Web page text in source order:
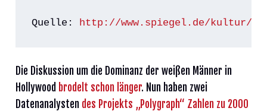
Quelle: http://www.spiegel.de/kultur/
Die Diskussion um die Dominanz der weißen Männer in
Hollywood brodelt schon länger. Nun haben zwei
Datenanalysten des Projekts „Polygraph“ Zahlen zu 2000